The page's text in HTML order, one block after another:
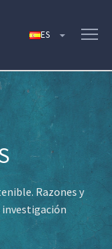
Razones y